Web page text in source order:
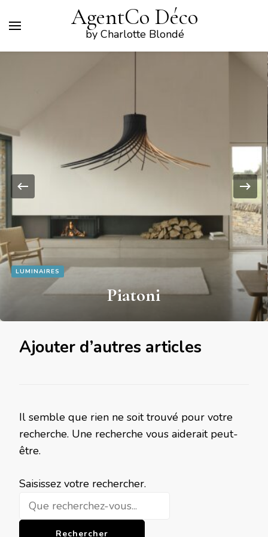
AgentCo Déco
by Charlotte Blondé
LUMINAIRES
Piatoni
Ajouter d’autres articles
Il semble que rien ne soit trouvé pour votre
recherche. Une recherche vous aiderait peut-
être.
Vous
recherchiez
quelque
Saisissez votre rechercher.